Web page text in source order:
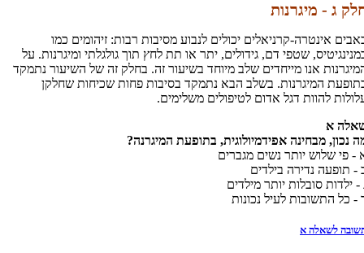
ג - מיגרנות
אינטרה-קרניאלים יכולים לנבוע מסיבות רבות: זיהומים כמו
שטפי דם, גידולים, יתר או תת לחץ תוך גולגלתי ומיגרנות. על
אנו מייחדים שלב מיוחד בשיעור זה. בחלק זה של השיעור נתמקד
המיגרנות. בשלב הבא נתמקד בסיבות פחות שכיחות שחלקן
להוות דגל אדום לטיפולים משלימים.
א
נכון, מבחינה אפידמיולוגית, בתופעת המיגרנה?
- פי שלוש יותר נשים מגברים
- תופעה נדירה בילדים
- ילדות סובלות יותר מילדים
- כל התשובות לעיל נכונות
לשאלה א